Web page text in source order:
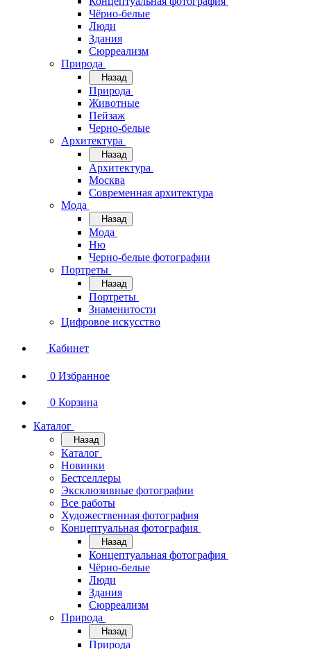
Чёрно-белые
Люди
Здания
Сюрреализм
Природа
Назад
Природа
Животные
Пейзаж
Черно-белые
Архитектура
Назад
Архитектура
Москва
Современная архитектура
Мода
Назад
Мода
Ню
Черно-белые фотографии
Портреты
Назад
Портреты
Знаменитости
Цифровое искусство
Кабинет
0 Избранное
0 Корзина
Каталог
Назад
Каталог
Новинки
Бестселлеры
Эксклюзивные фотографии
Все работы
Художественная фотография
Концептуальная фотография
Назад
Концептуальная фотография
Чёрно-белые
Люди
Здания
Сюрреализм
Природа
Назад
Природа